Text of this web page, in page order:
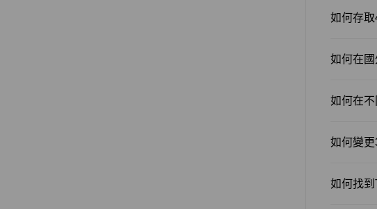
如何存
如何在
如何在
如何變
如何找